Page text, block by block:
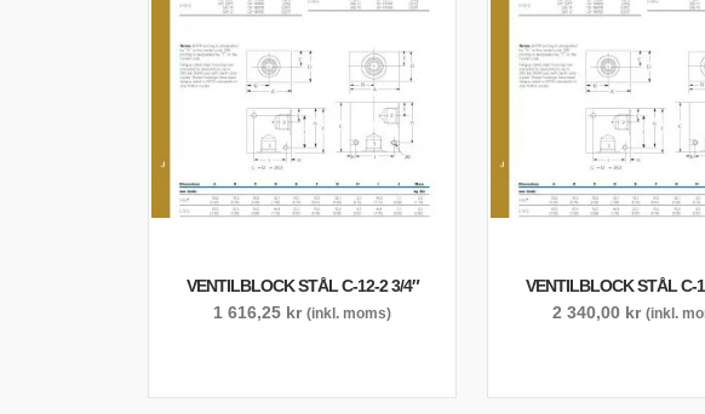
VENTILBLOCK STÅL C-12-2 3/4″
1 616,25 kr (inkl. moms)
VENTILBLOCK STÅL C-
2 340,00 kr (inkl.